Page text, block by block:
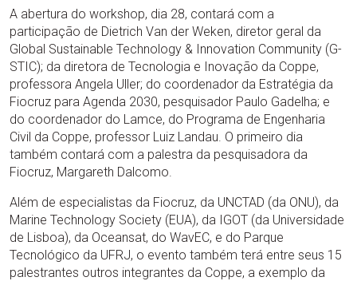
A abertura do workshop, dia 28, contará com a
participação de Dietrich Van der Weken, diretor geral da
Global Sustainable Technology & Innovation Community (G-
STIC); da diretora de Tecnologia e Inovação da Coppe,
professora Angela Uller; do coordenador da Estratégia da
Fiocruz para Agenda 2030, pesquisador Paulo Gadelha; e
do coordenador do Lamce, do Programa de Engenharia
Civil da Coppe, professor Luiz Landau. O primeiro dia
também contará com a palestra da pesquisadora da
Fiocruz, Margareth Dalcomo.
Além de especialistas da Fiocruz, da UNCTAD (da ONU), da
Marine Technology Society (EUA), da IGOT (da Universidade
de Lisboa), da Oceansat, do WavEC, e do Parque
Tecnológico da UFRJ, o evento também terá entre seus 15
palestrantes outros integrantes da Coppe, a exemplo da